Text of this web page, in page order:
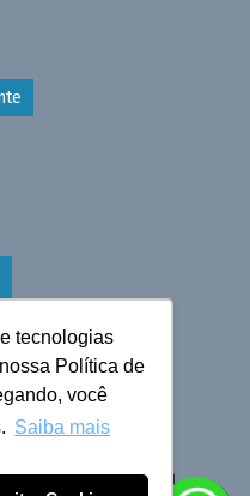
tecnologias
Política de
você
Saiba mais
© 2025 Cruzeiro do Sul